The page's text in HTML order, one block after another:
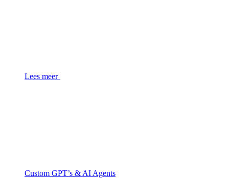
Lees meer
Custom GPT’s & AI Agents